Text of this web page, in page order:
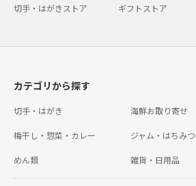
切手・はがきストア ギフトストア
カテゴリから探す
切手・はがき 海鮮お取り寄せ
梅干し・惣菜・カレー ジャム・はちみつ
めん類 雑貨・日用品